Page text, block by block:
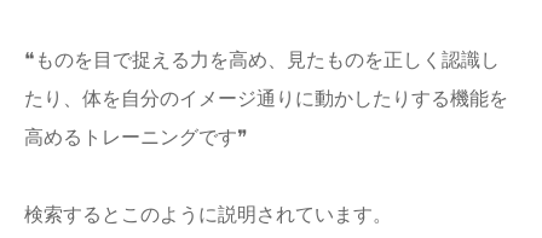
❝ものを目で捉える力を高め、見たものを正しく認識し
たり、体を自分のイメージ通りに動かしたりする機能を
高めるトレーニングです❞
検索するとこのように説明されています。